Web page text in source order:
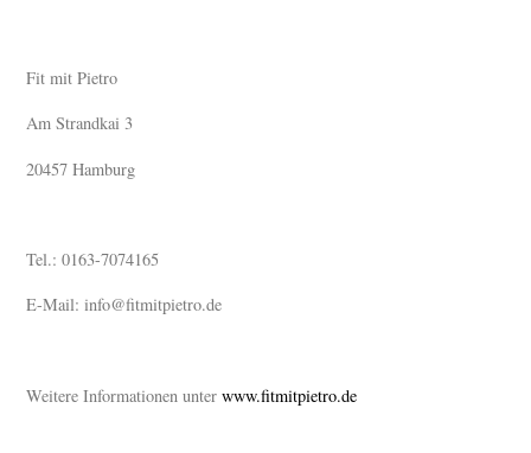
Fit mit Pietro
Am Strandkai 3
20457 Hamburg
Tel.: 0163-7074165
E-Mail: info@fitmitpietro.de
Weitere Informationen unterwww.fitmitpietro.de